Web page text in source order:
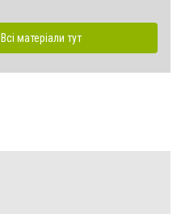
Всі матеріали тут